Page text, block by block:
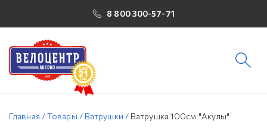
8 800 300-57-71
Главная /Товары / Ватрушки / Ватрушка 100см "Акулы"